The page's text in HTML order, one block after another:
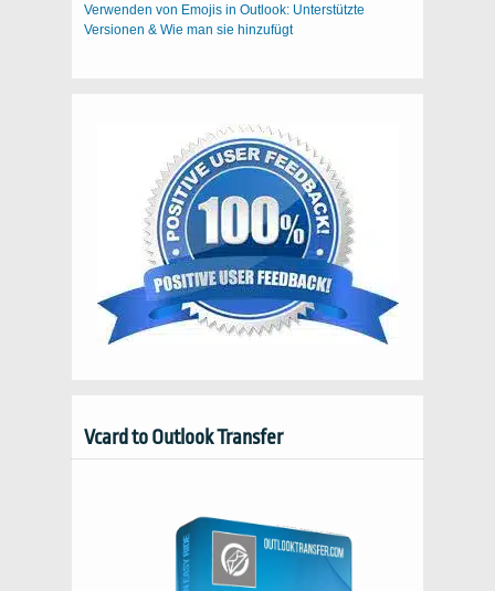
Verwenden von Emojis in Outlook: Unterstützte
Versionen & Wie man sie hinzufügt
Vcard to Outlook Transfer